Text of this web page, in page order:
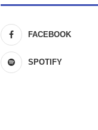
FACEBOOK
SPOTIFY